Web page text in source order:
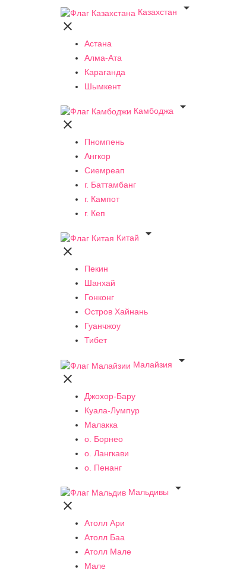
Казахстан


Астана
Алма-Ата
Караганда
Шымкент
Камбоджа


Пномпень
Ангкор
Сиемреап
г. Баттамбанг
г. Кампот
г. Кеп
Китай


Пекин
Шанхай
Гонконг
Остров Хайнань
Гуанчжоу
Тибет
Малайзия


Джохор-Бару
Куала-Лумпур
Малакка
о. Борнео
о. Лангкави
о. Пенанг
Мальдивы


Атолл Ари
Атолл Баа
Атолл Мале
Мале